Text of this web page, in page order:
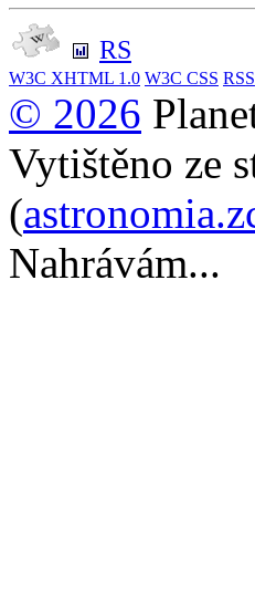
RS
W3C XHTML 1.0 W3C CSS RSS
© 2026
Vytištěno ze
(
Nahrávám...